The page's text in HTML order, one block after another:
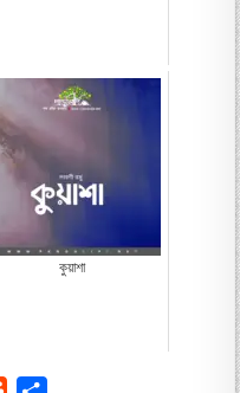
কুয়াশা